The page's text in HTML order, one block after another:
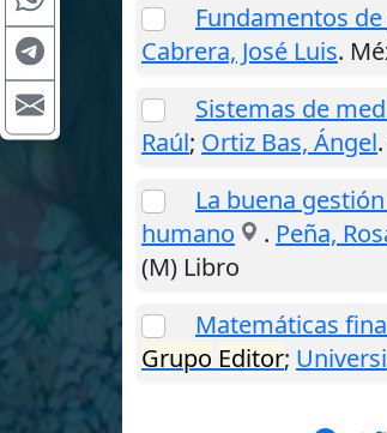
Fundamentos
Cabrera, José Luis.
Sistemas de
Raúl; Ortiz Bas, Ángel
La buena
humano
. Peña,
(M) Libro
Matemáticas
Grupo Editor;